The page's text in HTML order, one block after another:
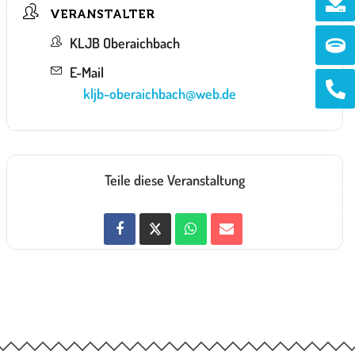
VERANSTALTER
KLJB Oberaichbach
E-Mail
kljb-oberaichbach@web.de
Teile diese Veranstaltung
alt